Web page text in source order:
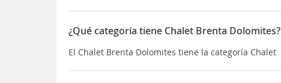
¿Qué categoría tiene Chalet Brenta Dolomites?
El Chalet Brenta Dolomites tiene la categoría Chalet